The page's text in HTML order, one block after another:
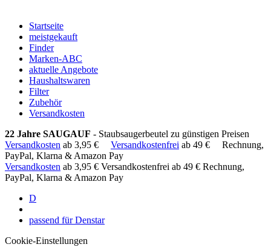
Startseite
meistgekauft
Finder
Marken-ABC
aktuelle Angebote
Haushaltswaren
Filter
Zubehör
Versandkosten
22 Jahre SAUGAUF - Staubsaugerbeutel zu günstigen Preisen
Versandkosten ab 3,95 € Versandkostenfrei ab 49 €
Rechnung,
PayPal, Klarna & Amazon Pay
Versandkosten ab 3,95 € Versandkostenfrei ab 49 € Rechnung,
PayPal, Klarna & Amazon Pay
D
passend für Denstar
Cookie-Einstellungen